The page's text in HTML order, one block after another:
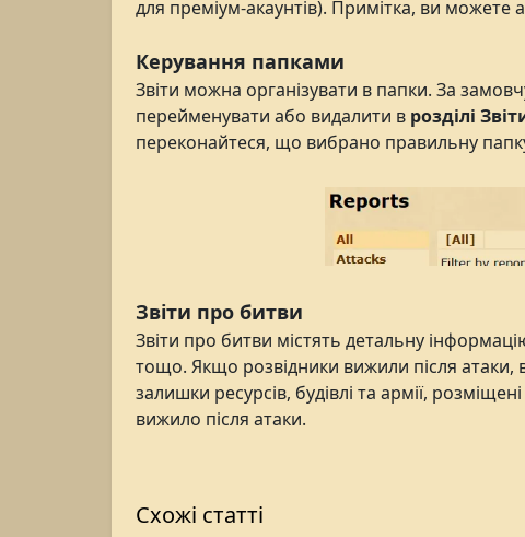
для преміум-акаунтів). Примітка, ви можете
Керування папками
Звіти можна організувати в папки. За
перейменувати або видалити в розділі
переконайтеся, що вибрано правильну
Звіти про битви
Звіти про битви містять детальну
тощо. Якщо розвідники вижили після
залишки ресурсів, будівлі та армії,
вижило після атаки.
Схожі статті